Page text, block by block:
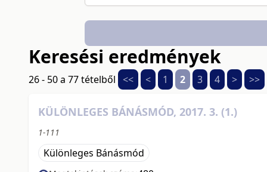
Keresési eredmények
26 - 50 a 77 tételből << < 1 2 3 4 > >>
KÜLÖNLEGES BÁNÁSMÓD, 2017. 3. (1.)
1-111
Különleges Bánásmód